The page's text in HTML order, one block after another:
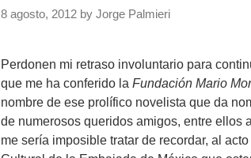
8 agosto, 2012 by Jorge Palmieri
Perdonen mi retraso involuntario para
que me ha conferido la Fundación Mario
nombre de ese prolífico novelista que da
de numerosos queridos amigos, entre
me sería imposible tratar de recordar, al